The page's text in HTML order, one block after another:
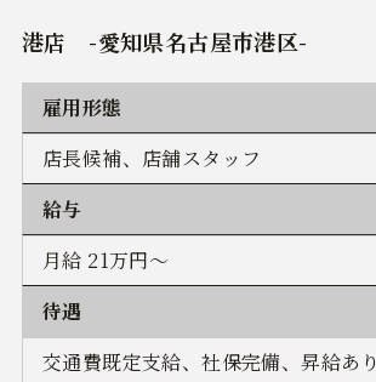
港店 -愛知県名古屋市港区-
雇用形態
店長候補、店舗スタッフ
給与
月給 21万円～
待遇
交通費既定支給、社保完備、昇給あり